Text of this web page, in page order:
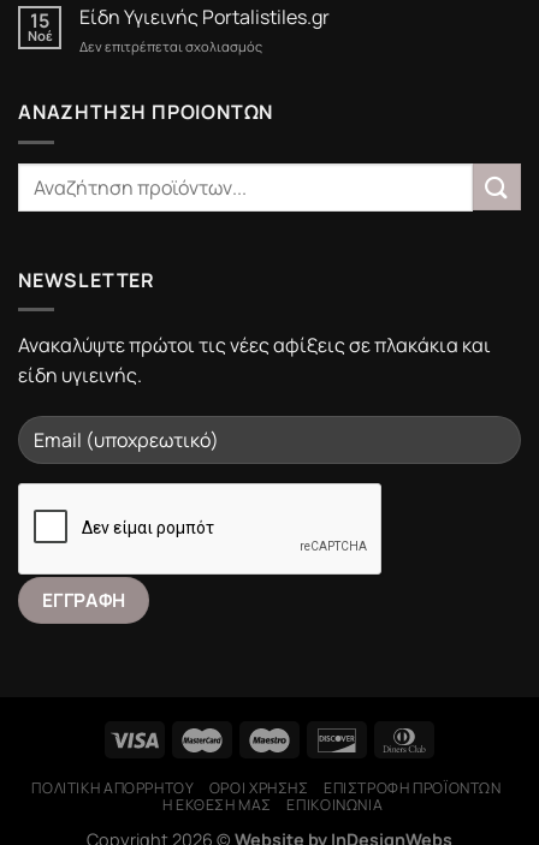
Friday
στο
Portalistiles.gr
15
Νοέ
Είδη Υγιεινής Portalistiles.gr
Δεν επιτρέπεται σχολιασμόςστο
Portalistiles.gr
ΑΝΑΖΗΤΗΣΗ ΠΡΟΙΟΝΤΩΝ
NEWSLETTER
Ανακαλύψτε πρώτοι τις νέες αφίξεις σε πλακάκια και
είδη υγιεινής.
ΠΟΛΙΤΙΚΉ ΑΠΟΡΡΉΤΟΥ ΌΡΟΙ ΧΡΉΣΗΣ
ΕΠΙΣΤΡΟΦΉ ΠΡΟΪΌΝΤΩΝ
Η ΕΚΘΕΣΉ ΜΑΣ
ΕΠΙΚΟΙΝΩΝΊΑ
Copyright 2026 © Website by InDesignWebs